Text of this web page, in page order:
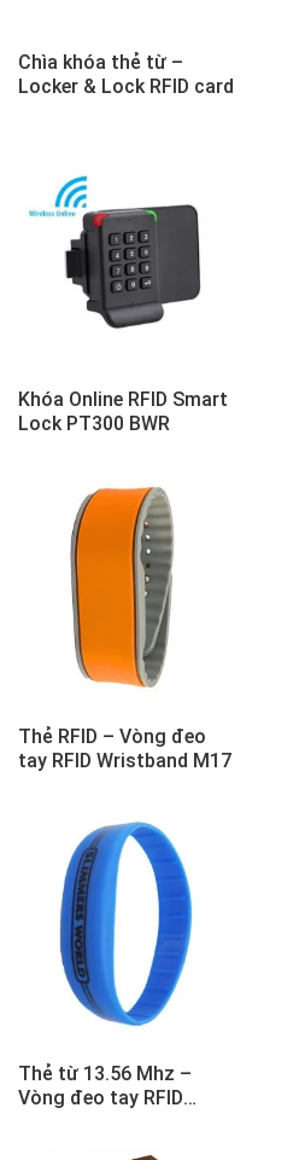
Chìa khóa thẻ từ –
Locker & Lock RFID card
Khóa Online RFID Smart
Lock PT300 BWR
Thẻ RFID – Vòng đeo
tay RFID Wristband M17
Thẻ từ 13.56 Mhz –
Vòng đeo tay RFID